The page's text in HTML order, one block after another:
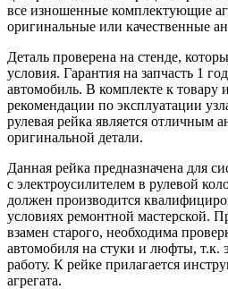
все изношенные комплектующие
оригинальные или качественные
Деталь проверена на стенде,
условия. Гарантия на запчасть 1
автомобиль. В комплекте к товару
рекомендации по эксплуатации
рулевая рейка является отличным
оригинальной детали.
Данная рейка предназначена для
с электроусилителем в рулевой
должен производится
условиях ремонтной мастерской.
взамен старого, необходима
автомобиля на стуки и люфты, т.к.
работу. К рейке прилагается
агрегата.